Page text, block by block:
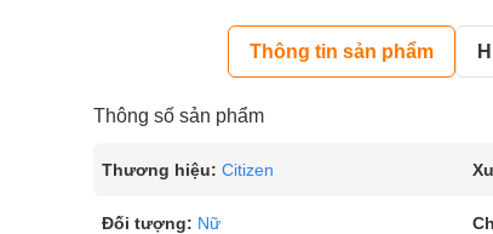
Thông tin sản phẩm
Thông số sản phẩm
Thương hiệu: Citizen
Đối tượng: Nữ